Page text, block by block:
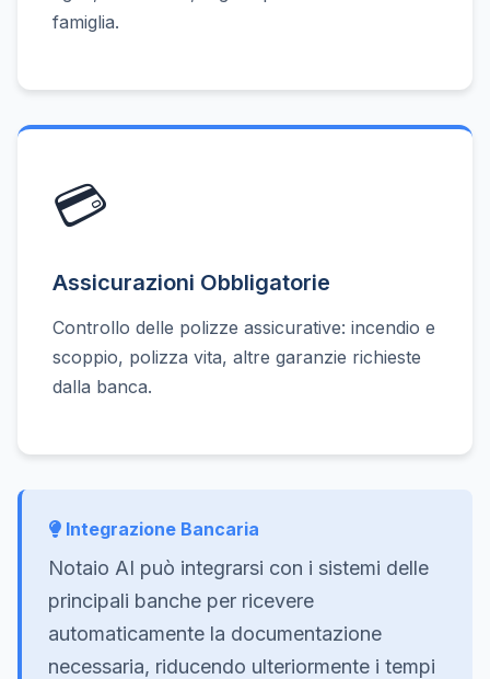
famiglia.
💳
Assicurazioni Obbligatorie
Controllo delle polizze assicurative: incendio e
scoppio, polizza vita, altre garanzie richieste
dalla banca.
Integrazione Bancaria
Notaio AI può integrarsi con i sistemi delle
principali banche per ricevere
automaticamente la documentazione
necessaria, riducendo ulteriormente i tempi